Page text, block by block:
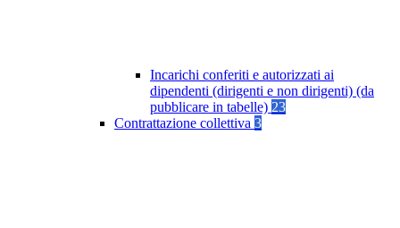
Incarichi conferiti e autorizzati ai
dipendenti (dirigenti e non dirigenti) (da
pubblicare in tabelle) 23
Contrattazione collettiva 3